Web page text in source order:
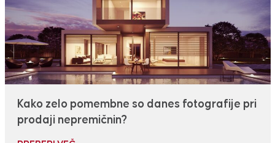
Kako zelo pomembne so danes fotografije pri
prodaji nepremičnin?